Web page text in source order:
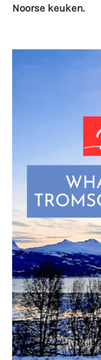
Noorse keuken.